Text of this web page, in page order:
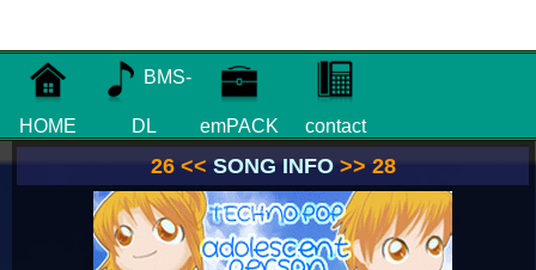
HOME
BMS-
DL emPACK contact
26 << SONG INFO >> 28